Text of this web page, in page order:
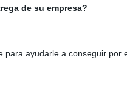
de su empresa?
ayudarle a conseguir por